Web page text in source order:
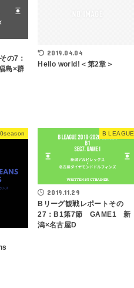
の7：
島×群
2019.04.04
Hello world!＜第2章＞
B LEAGUE
2019.11.29
Bリーグ観戦レポートその
27：B1第7節 GAME1 新
潟×名古屋D